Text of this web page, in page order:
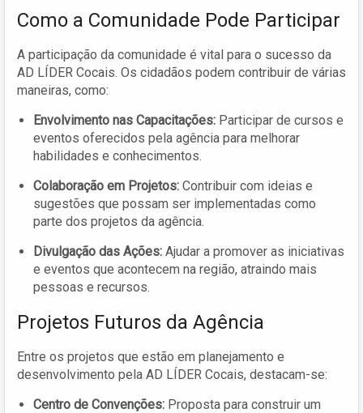
Como a Comunidade Pode Participar
A participação da comunidade é vital para o sucesso da
AD LÍDER Cocais. Os cidadãos podem contribuir de várias
maneiras, como:
Envolvimento nas Capacitações: Participar de cursos e
eventos oferecidos pela agência para melhorar
habilidades e conhecimentos.
Colaboração em Projetos: Contribuir com ideias e
sugestões que possam ser implementadas como
parte dos projetos da agência.
Divulgação das Ações: Ajudar a promover as iniciativas
e eventos que acontecem na região, atraindo mais
pessoas e recursos.
Projetos Futuros da Agência
Entre os projetos que estão em planejamento e
desenvolvimento pela AD LÍDER Cocais, destacam-se:
Centro de Convenções: Proposta para construir um